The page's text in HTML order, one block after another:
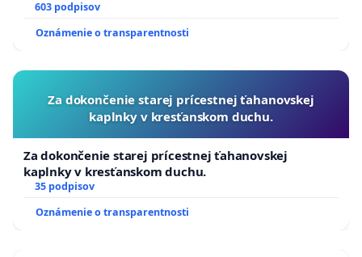
SLOVENSKEJ REPUBLIKY & žiadosť na riešenie
kanálov na Slovensku
603 podpisov
Oznámenie o transparentnosti
Za dokončenie starej prícestnej ťahanovskej
kaplnky v kresťanskom duchu.
Za dokončenie starej prícestnej ťahanovskej
kaplnky v kresťanskom duchu.
35 podpisov
Oznámenie o transparentnosti